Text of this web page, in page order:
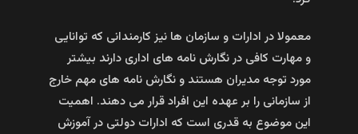
معمولا در ادارات و سازمان ها نیز کارمندانی که توانایی
و مهارت کافی در نگارش نامه های اداری دارند بیشتر
مورد توجه مدیران هستند و نگارش نامه های مهم خارج
از سازمانی را بر عهده این افراد قرار می دهند. اهمیت
این موضوع به قدری است که ادارات دولتی در آموزش